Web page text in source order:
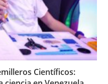
Científicos: